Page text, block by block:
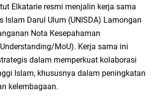
Elkatarie resmi menjalin kerja sama
Islam Darul Ulum (UNISDA) Lamongan
Nota Kesepahaman
MoU). Kerja sama ini
dalam memperkuat kolaborasi
Islam, khususnya dalam peningkatan
kelembagaan.